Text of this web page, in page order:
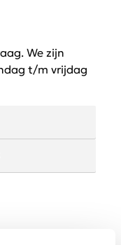
We zijn
t/m vrijdag